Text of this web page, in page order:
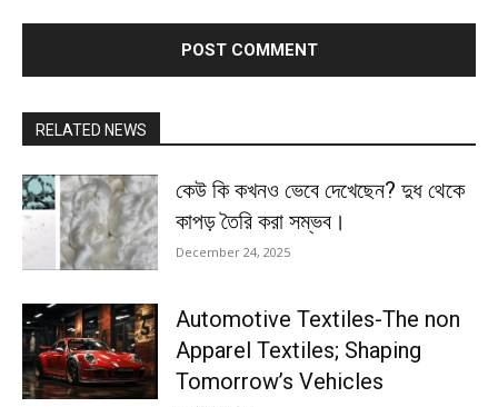
RELATED NEWS
কেউ কি কখনও ভেবে দেখেছেন? দুধ থেকে
কাপড় তৈরি করা সম্ভব।
December 24, 2025
Automotive Textiles-The non
Apparel Textiles; Shaping
Tomorrow’s Vehicles